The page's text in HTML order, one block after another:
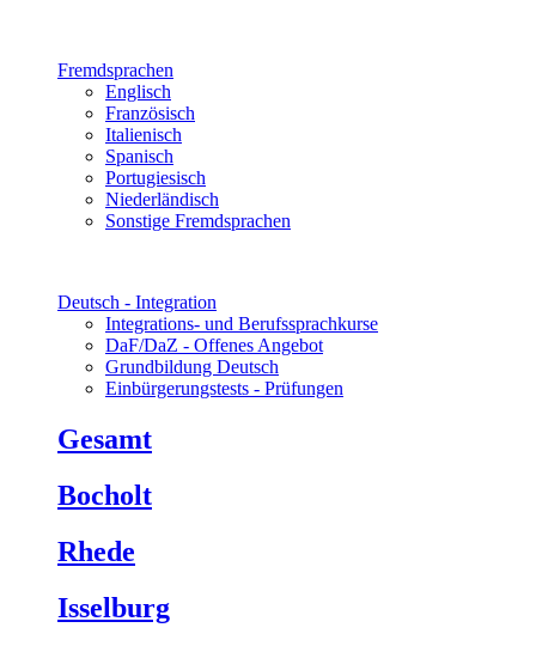
Fremdsprachen
Englisch
Französisch
Italienisch
Spanisch
Portugiesisch
Niederländisch
Sonstige Fremdsprachen
Deutsch - Integration
Integrations- und Berufssprachkurse
DaF/DaZ - Offenes Angebot
Grundbildung Deutsch
Einbürgerungstests - Prüfungen
Gesamt
Bocholt
Rhede
Isselburg